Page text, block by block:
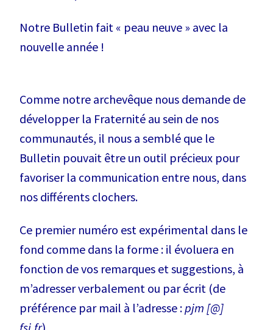
Notre Bulletin fait « peau neuve » avec la
nouvelle année !
Comme notre archevêque nous demande de
développer la Fraternité au sein de nos
communautés, il nous a semblé que le
Bulletin pouvait être un outil précieux pour
favoriser la communication entre nous, dans
nos différents clochers.
Ce premier numéro est expérimental dans le
fond comme dans la forme : il évoluera en
fonction de vos remarques et suggestions, à
m’adresser verbalement ou par écrit (de
préférence par mail à l’adresse :pjm [@]
fsj.fr).